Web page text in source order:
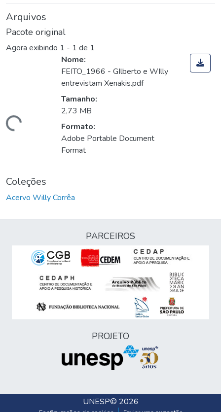
Arquivos
Pacote original
Agora exibindo 1 - 1 de 1
Nome:
FEITO_1966 - GIlberto e WIlly
entrevistam Xenakis.pdf
Tamanho:
2,73 MB
Formato:
Adobe Portable Document
Format
Coleções
Acervo Willy Corrêa
PARCEIROS
PROJETO
UNESP© 2026